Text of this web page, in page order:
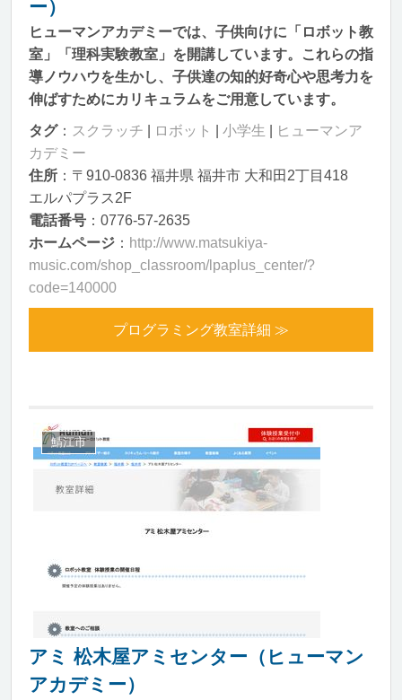
ー）
ヒューマンアカデミーでは、子供向けに「ロボット教
室」「理科実験教室」を開講しています。これらの指
導ノウハウを生かし、子供達の知的好奇心や思考力を
伸ばすためにカリキュラムをご用意しています。
タグ： スクラッチ ロボット 小学生
ヒューマンア
カデミー
住所 ：〒910-0836 福井県 福井市 大和田2丁目418
エルパプラス2F
電話番号 ：0776-57-2635
ホームページ ： http://www.matsukiya-
music.com/shop_classroom/lpaplus_center/?
code=140000
プログラミング教室詳細 ≫
鯖江市
アミ 松木屋アミセンター（ヒューマン
アカデミー）